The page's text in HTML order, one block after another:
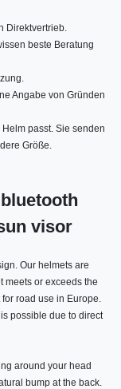
Direktvertrieb.
beste Beratung
Angabe von Gründen
passt. Sie senden
Größe.
visor
Our helmets are
meets or exceeds the
road use in Europe.
possible due to direct
around your head
bump at the back.